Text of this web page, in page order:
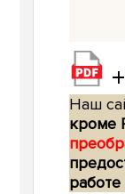
+
Наш
кроме